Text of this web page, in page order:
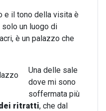
e il tono della visita è
un luogo di
è un palazzo che
Una delle sale
dove mi sono
soffermata più
ritratti, che dal